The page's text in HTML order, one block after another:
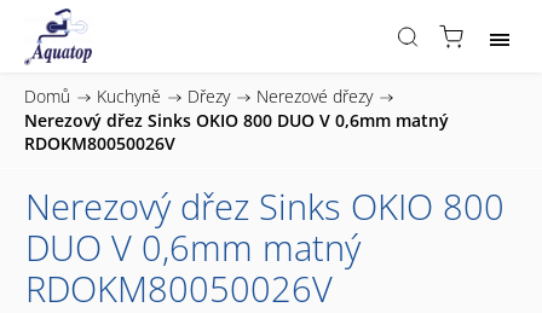
Domů / Kuchyně / Dřezy / Nerezové dřezy /
Nerezový dřez Sinks OKIO 800 DUO V 0,6mm matný
RDOKM80050026V
Nerezový dřez Sinks OKIO 800
DUO V 0,6mm matný
RDOKM80050026V